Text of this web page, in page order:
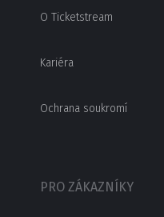
O Ticketstream
Kariéra
Ochrana soukromí
PRO ZÁKAZNÍKY